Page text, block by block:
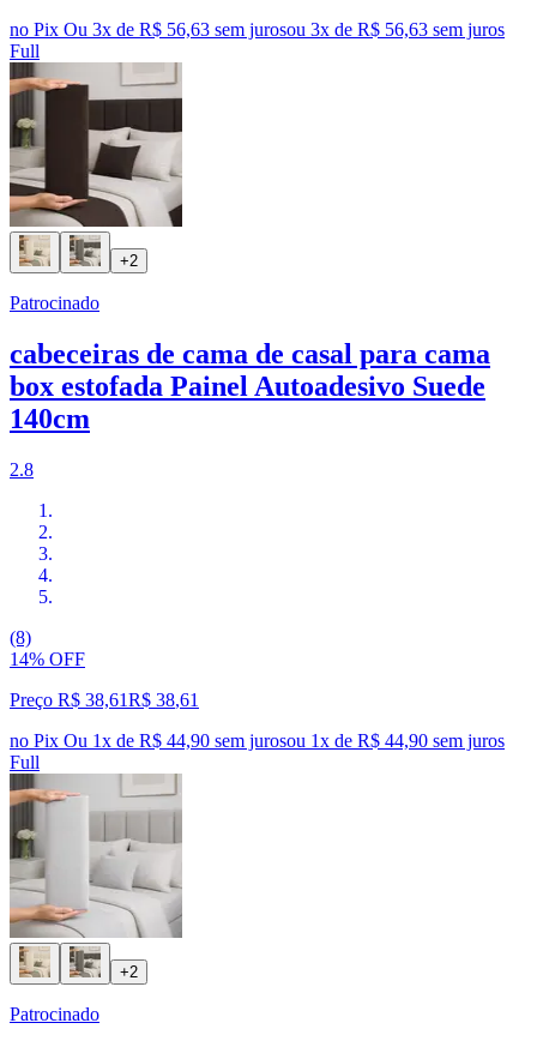
no Pix Ou 3x de R$ 56,63 sem jurosou 3x de R$ 56,63 sem juros
Full
+2
Patrocinado
cabeceiras de cama de casal para cama
box estofada Painel Autoadesivo Suede
140cm
2.8
(8)
14% OFF
Preço R$ 38,61R$ 38,61
no Pix Ou 1x de R$ 44,90 sem jurosou 1x de R$ 44,90 sem juros
Full
+2
Patrocinado